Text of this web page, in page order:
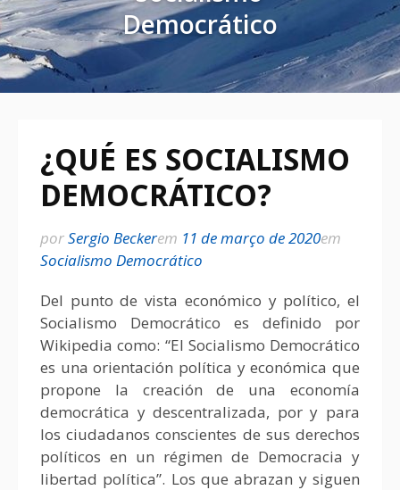
Democrático
¿QUÉ ES SOCIALISMO
DEMOCRÁTICO?
porSergio Beckerem 11 de março de 2020em
Socialismo Democrático
Del punto de vista económico y político, el
Socialismo Democrático es definido por
Wikipedia como: “El Socialismo Democrático
es una orientación política y económica que
propone la creación de una economía
democrática y descentralizada, por y para
los ciudadanos conscientes de sus derechos
políticos en un régimen de Democracia y
libertad política”. Los que abrazan y siguen